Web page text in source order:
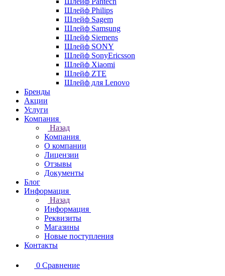
Шлейф Philips
Шлейф Sagem
Шлейф Samsung
Шлейф Siemens
Шлейф SONY
Шлейф SonyEricsson
Шлейф Xiaomi
Шлейф ZTE
Шлейф для Lenovo
Бренды
Акции
Услуги
Компания
Назад
Компания
О компании
Лицензии
Отзывы
Документы
Блог
Информация
Назад
Информация
Реквизиты
Магазины
Новые поступления
Контакты
0 Сравнение